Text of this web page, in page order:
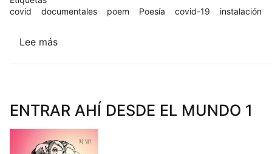
covid
documentales poem Poesía covid-19 instalación
Lee más
ENTRAR AHÍ DESDE EL MUNDO 1